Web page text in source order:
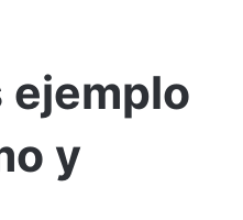
ejemplo
y